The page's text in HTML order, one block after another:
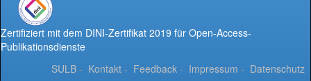
Zertifiziert mit dem DINI-Zertifikat 2019 für Open-Access-
Publikationsdienste
SULB - Kontakt - Feedback - Impressum - Datenschutz